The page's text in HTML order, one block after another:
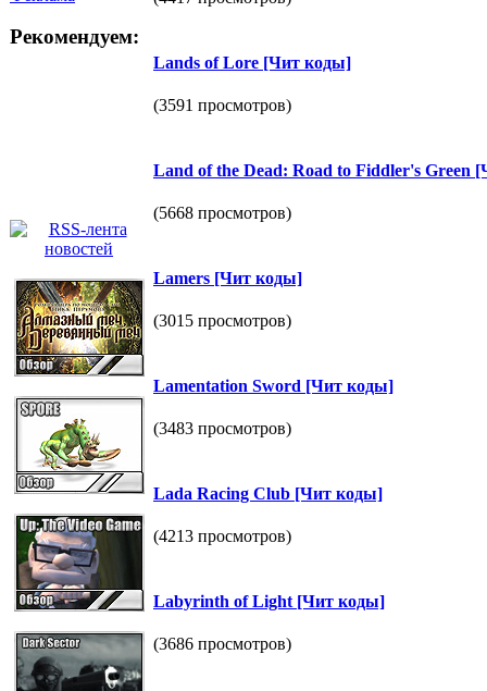
Рекомендуем:
Lаnds оf Lоre [Чит коды]
(3591 просмотров)
Lаnd оf the Deаd: Rоаd tо Fiddler's Green
(5668 просмотров)
Lаmers [Чит коды]
(3015 просмотров)
Lаmentаtiоn Swоrd [Чит коды]
(3483 просмотров)
Lаdа Rасing Сlub [Чит коды]
(4213 просмотров)
Lаbуrinth оf Light [Чит коды]
(3686 просмотров)